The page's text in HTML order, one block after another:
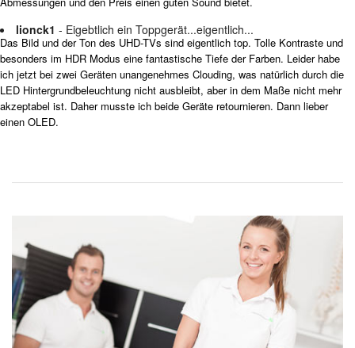
lionck1 - Eigebtlich ein Toppgerät...eigentlich...
Das Bild und der Ton des UHD-TVs sind eigentlich top. Tolle Kontraste und
besonders im HDR Modus eine fantastische Tiefe der Farben. Leider habe
ich jetzt bei zwei Geräten unangenehmes Clouding, was natürlich durch die
LED Hintergrundbeleuchtung nicht ausbleibt, aber in dem Maße nicht mehr
akzeptabel ist. Daher musste ich beide Geräte retournieren. Dann lieber
einen OLED.